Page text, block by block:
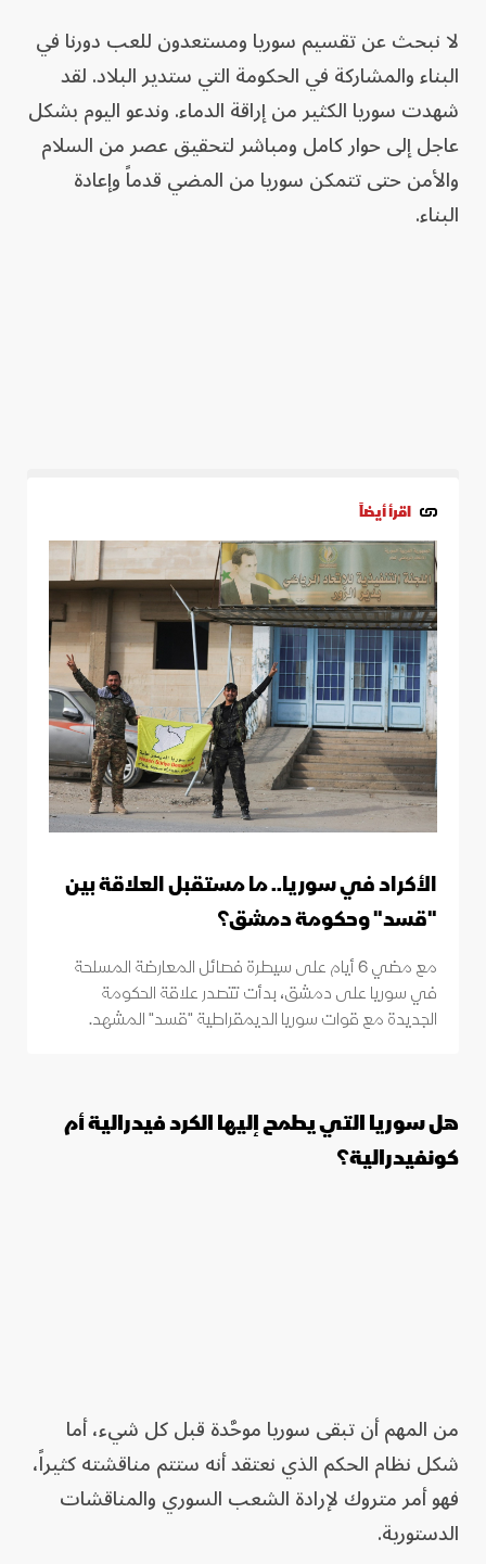
لا نبحث عن تقسيم سوريا ومستعدون للعب دورنا في
البناء والمشاركة في الحكومة التي ستدير البلاد. لقد
شهدت سوريا الكثير من إراقة الدماء. وندعو اليوم بشكل
عاجل إلى حوار كامل ومباشر لتحقيق عصر من السلام
والأمن حتى تتمكن سوريا من المضي قدماً وإعادة
البناء.
اقرأ أيضاً
الأكراد في سوريا.. ما مستقبل العلاقة بين
"قسد" وحكومة دمشق؟
مع مضي 6 أيام على سيطرة فصائل المعارضة المسلحة
في سوريا على دمشق، بدأت تتصدر علاقة الحكومة
الجديدة مع قوات سوريا الديمقراطية "قسد" المشهد.
هل سوريا التي يطمح إليها الكرد فيدرالية أم
كونفيدرالية؟
من المهم أن تبقى سوريا موحَّدة قبل كل شيء، أما
شكل نظام الحكم الذي نعتقد أنه ستتم مناقشته كثيراً،
فهو أمر متروك لإرادة الشعب السوري والمناقشات
الدستورية.